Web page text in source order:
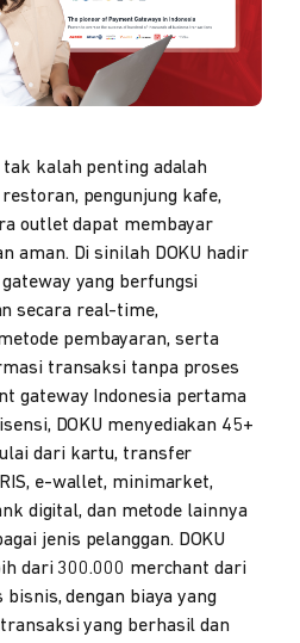
tak kalah penting adalah
pengunjung kafe,
outlet dapat membayar
aman. Di sinilah DOKU hadir
yang berfungsi
secara real-time,
pembayaran, serta
transaksi tanpa proses
gateway Indonesia pertama
DOKU menyediakan 45+
dari kartu, transfer
e-wallet, minimarket,
digital, dan metode lainnya
jenis pelanggan. DOKU
dari 300.000 merchant dari
dengan biaya yang
yang berhasil dan